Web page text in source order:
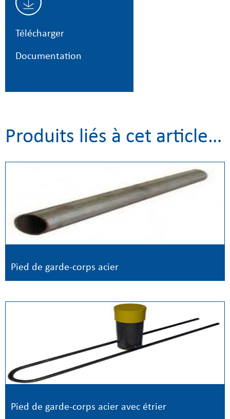
Télécharger
Documentation
Produits liés à cet article…
Pied de garde-corps acier
Pied de garde-corps acier avec étrier